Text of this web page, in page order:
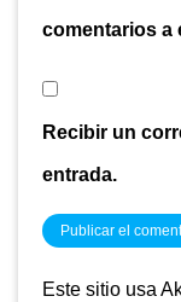
comentarios a
Recibir un
entrada.
Este sitio usa